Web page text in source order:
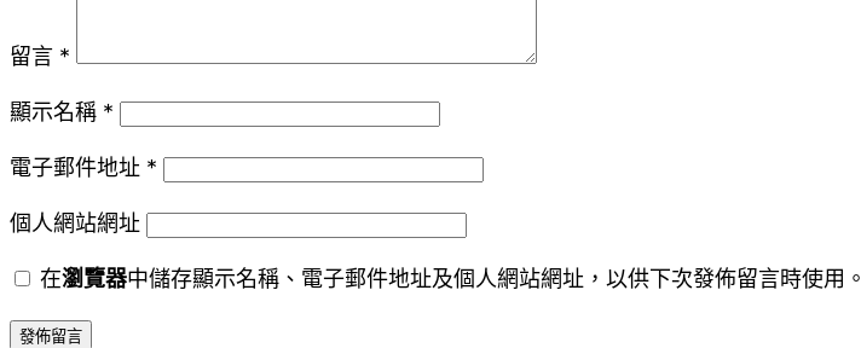
留言 *
顯示名稱 *
電子郵件地址 *
個人網站網址
在瀏覽器中儲存顯示名稱、電子郵件地址及個人網站網址，以供下次發佈留言時使用。